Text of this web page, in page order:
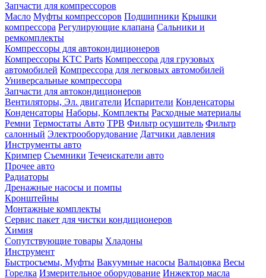
Запчасти для компрессоров
Масло Муфты компрессоров Подшипники Крышки
компрессора Регулирующие клапана Сальники и
ремкомплекты
Компрессоры для автокондиционеров
Компрессоры KTC Parts Компрессора для грузовых
автомобилей Компрессора для легковых автомобилей
Универсальные компрессора
Запчасти для автокондиционеров
Вентиляторы, Эл. двигатели Испарители Конденсаторы
Конденсаторы Наборы, Комплекты Расходные материалы
Ремни Термостаты Авто ТРВ Фильтр осушитель Фильтр
салонный Электрооборудование Датчики давления
Инструменты авто
Кримпер Съемники Течеискатели авто
Прочее авто
Радиаторы
Дренажные насосы и помпы
Кронштейны
Монтажные комплекты
Сервис пакет для чистки кондиционеров
Химия
Сопутствующие товары Хладоны
Инструмент
Быстросъемы, Муфты Вакуумные насосы Вальцовка Весы
Горелка Измерительное оборудование Инжектор масла